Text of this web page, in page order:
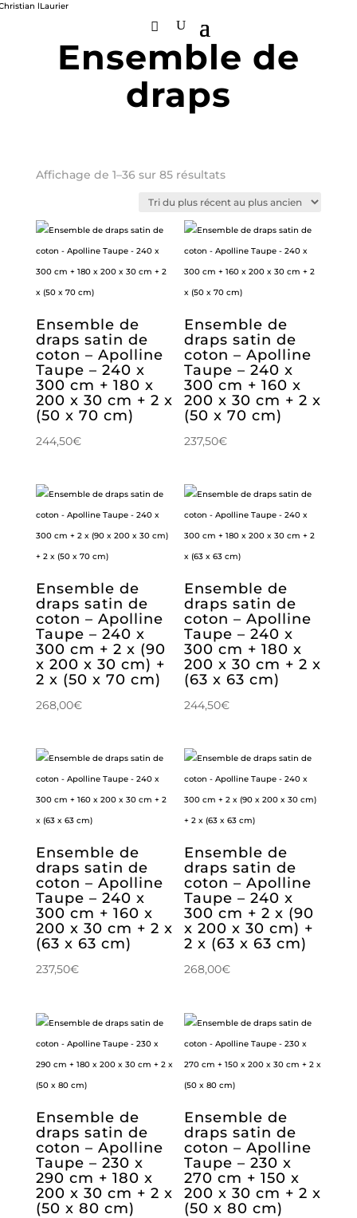
Ensemble de
draps
Affichage de 1–36 sur 85 résultatsTrié
plus
récent
plus
ancien
Ensemble de
draps satin de
coton – Apolline
Taupe – 240 x
300 cm + 180 x
200 x 30 cm + 2 x
(50 x 70 cm)
244,50€
Ensemble de
draps satin de
coton – Apolline
Taupe – 240 x
300 cm + 160 x
200 x 30 cm + 2 x
(50 x 70 cm)
237,50€
Ensemble de
draps satin de
coton – Apolline
Taupe – 240 x
300 cm + 2 x (90
x 200 x 30 cm) +
2 x (50 x 70 cm)
268,00€
Ensemble de
draps satin de
coton – Apolline
Taupe – 240 x
300 cm + 180 x
200 x 30 cm + 2 x
(63 x 63 cm)
244,50€
Ensemble de
draps satin de
coton – Apolline
Taupe – 240 x
300 cm + 160 x
200 x 30 cm + 2 x
(63 x 63 cm)
237,50€
Ensemble de
draps satin de
coton – Apolline
Taupe – 240 x
300 cm + 2 x (90
x 200 x 30 cm) +
2 x (63 x 63 cm)
268,00€
Ensemble de
draps satin de
coton – Apolline
Taupe – 230 x
290 cm + 180 x
200 x 30 cm + 2 x
(50 x 80 cm)
Ensemble de
draps satin de
coton – Apolline
Taupe – 230 x
270 cm + 150 x
200 x 30 cm + 2 x
(50 x 80 cm)